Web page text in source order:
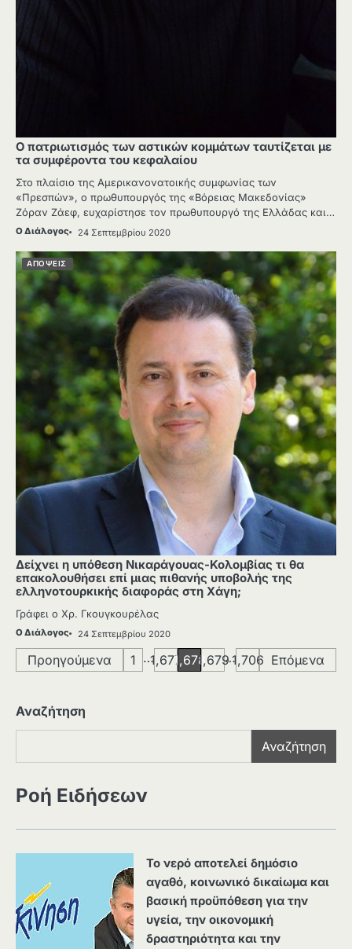
Ο πατριωτισμός των αστικών κομμάτων ταυτίζεται με
τα συμφέροντα του κεφαλαίου
Στο πλαίσιο της Αμερικανονατοικής συμφωνίας των
«Πρεσπών», ο πρωθυπουργός της «Βόρειας Μακεδονίας»
Ζόραν Ζάεφ, ευχαρίστησε τον πρωθυπουργό της Ελλάδας και…
Ο Διάλογος 24 Σεπτεμβρίου 2020
ΑΠΟΨΕΙΣ
Δείχνει η υπόθεση Νικαράγουας-Κολομβίας τι θα
επακολουθήσει επί μιας πιθανής υποβολής της
ελληνοτουρκικής διαφοράς στη Χάγη;
Γράφει ο Χρ. Γκουγκουρέλας
Ο Διάλογος 24 Σεπτεμβρίου 2020
Σελιδοποίηση
Προηγούμενα 1 …1,6771,6781,679…1,706 Επόμενα
Αναζήτηση
Αναζήτηση
Ροή Ειδήσεων
Το νερό αποτελεί δημόσιο
αγαθό, κοινωνικό δικαίωμα και
βασική προϋπόθεση για την
υγεία, την οικονομική
δραστηριότητα και την